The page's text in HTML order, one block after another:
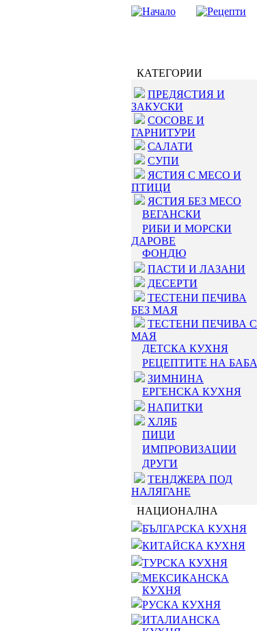
КАТЕГОРИИ
ПРЕДЯСТИЯ И
ЗАКУСКИ
СОСОВЕ И
ГАРНИТУРИ
САЛАТИ
СУПИ
ЯСТИЯ С МЕСО И
ПТИЦИ
ЯСТИЯ БЕЗ МЕСО
ВЕГАНСКИ
РИБИ И МОРСКИ
ДАРОВЕ
ФОНДЮ
ПАСТИ И ЛАЗАНИ
ДЕСЕРТИ
ТЕСТЕНИ ПЕЧИВА
БЕЗ МАЯ
ТЕСТЕНИ ПЕЧИВА С
МАЯ
ДЕТСКА КУХНЯ
РЕЦЕПТИТЕ НА БАБА
ЗИМНИНА
ЕРГЕНСКА КУХНЯ
НАПИТКИ
ХЛЯБ
ПИЦИ
ИМПРОВИЗАЦИИ
ДРУГИ
ТЕНДЖЕРА ПОД
НАЛЯГАНЕ
НАЦИОНАЛНА
БЪЛГАРСКА КУХНЯ
КИТАЙСКА КУХНЯ
ТУРСКА КУХНЯ
МЕКСИКАНСКА
КУХНЯ
РУСКА КУХНЯ
ИТАЛИАНСКА